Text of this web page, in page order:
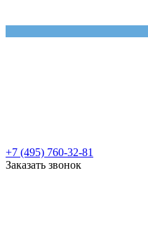
+7 (495) 760-32-81
Заказать звонок